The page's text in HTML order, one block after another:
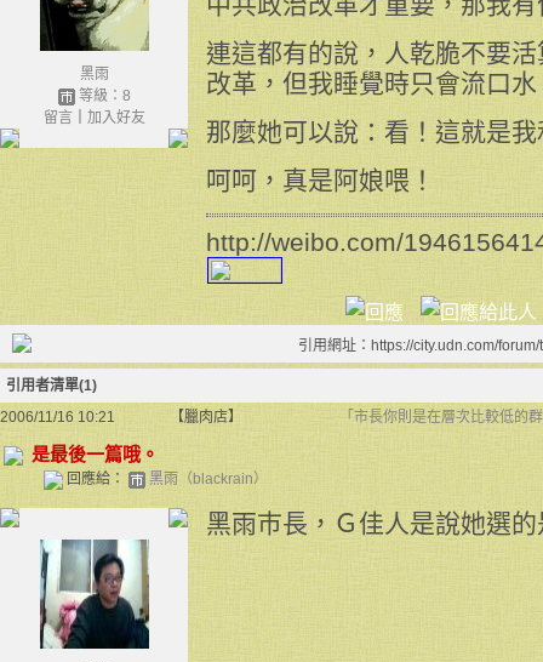
黑雨
等級：8
留言｜ 加入好友
連這都有的說，人乾脆不要
改革，但我睡覺時只會流口
那麼她可以說：看！這就是
呵呵，真是阿娘喂！
http://weibo.com/
引用網址：https://city.udn.com/
引用者清單(1)
2006/11/16 10:21
【臘肉店】 「市長你則是在層次比較低的
是最後一篇哦。
回應給： 黑雨（blackrain）
黑雨巿長，Ｇ佳人是說她選